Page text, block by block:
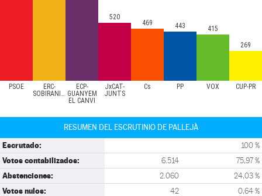
PSOE
ERC-
SOBIRANISTES
ECP-
GUANYEM
EL CANVI
JxCAT-
JUNTS
Cs PP VOX CUP-PR
520
469 443
415
269
RESUMEN DEL ESCRUTINIO DE PALLEJÀ
Escrutado: 100 %
Votos contabilizados: 6.514 75,97 %
Abstenciones: 2.060 24,03 %
Votos nulos: 42 0,64 %